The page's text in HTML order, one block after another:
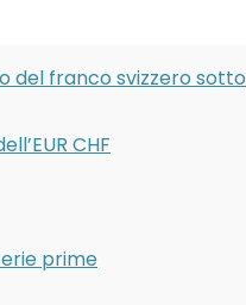
del franco svizzero sotto
CHF
prime